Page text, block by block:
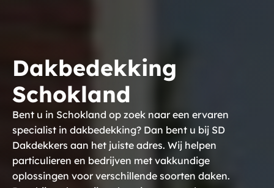
Dakbedekking
Schokland
Bent u in Schokland op zoek naar een ervaren
specialist in dakbedekking? Dan bent u bij SD
Dakdekkers aan het juiste adres. Wij helpen
particulieren en bedrijven met vakkundige
oplossingen voor verschillende soorten daken.